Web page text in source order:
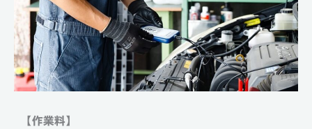
【作業料】